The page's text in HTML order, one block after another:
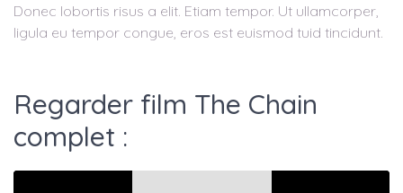
Donec lobortis risus a elit. Etiam tempor. Ut ullamcorper,
ligula eu tempor congue, eros est euismod tuid tincidunt.
Regarder film The Chain
complet :